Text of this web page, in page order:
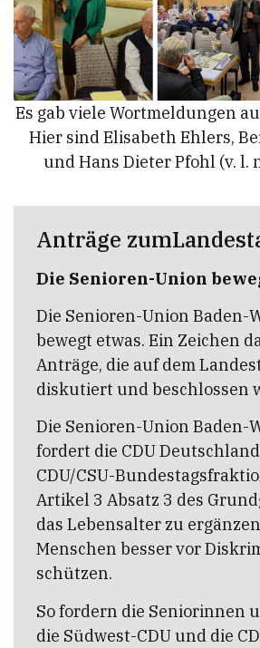
Es gab viele Wortmeldungen
Hier sind Elisabeth Ehlers,
und Hans Dieter Pfohl (v. l.
Anträge
Die Senioren-Union
Die Senioren-Union Baden-
bewegt etwas. Ein Zeichen
Anträge, die auf dem
diskutiert und beschlossen
Die Senioren-Union Baden-
fordert die CDU
CDU/CSU-
Artikel 3 Absatz 3 des
das Lebensalter zu
Menschen besser vor
schützen.
So fordern die Seniorinnen
die Südwest-CDU und die